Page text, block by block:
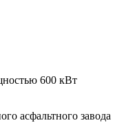
600 кВт
асфальтного завода